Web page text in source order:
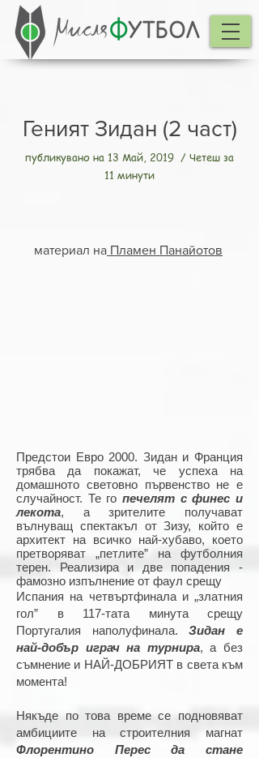
Геният Зидан (2 част)
публикувано на 13 Май, 2019 / Четеш за
11 минути
материал на Пламен Панайотов
Предстои Евро 2000. Зидан и Франция
трябва да покажат, че успеха на
домашното световно първенство не е
случайност. Те го печелят с финес и
лекота, а зрителите получават
вълнуващ спектакъл от Зизу, който е
архитект на всичко най-хубаво, което
претворяват „петлите” на футболния
терен. Реализира и две попадения -
фамозно изпълнение от фаул срещу
Испания на четвъртфинала и „златния
гол” в 117-тата минута срещу
Португалия наполуфинала.Зидан е
най-добър играч на турнира, а без
съмнение и НАЙ-ДОБРИЯТ в света към
момента!
Някъде по това време се подновяват
амбициите на строителния магнат
Флорентино Перес да стане